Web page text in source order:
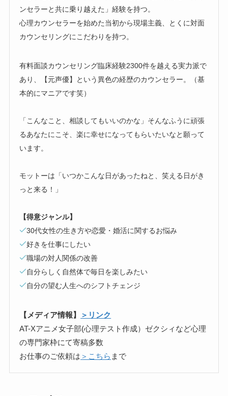
ンセラーと共に乗り越えた」経験を持つ。
心理カウンセラーを始めた当初から現場主義、とくに対面
カウンセリングにこだわりを持つ。
有料面談カウンセリング臨床経験2300件を越える実力派で
あり、【元声優】という異色の経歴のカウンセラー。（基
本的にマニアです笑）
「こんなこと、相談してもいいのかな」そんなふうに頑張
るあなたにこそ、楽に幸せになってもらいたいなと願って
います。
モットーは「いつかこんな日があったねと、笑える日がき
っと来る！」
【得意ジャンル】
30代女性の生き方や恋愛・婚活に関するお悩み
好きを仕事にしたい
職場の対人関係の改善
自分らしく自然体で毎日を楽しみたい
自分の望む人生へのシフトチェンジ
【メディア情報】
＞リンク
AT-Xアニメ女子部(心理テスト作成）ゼクシィなど心理
の専門家枠にて寄稿多数
お仕事のご依頼は ＞こちら まで